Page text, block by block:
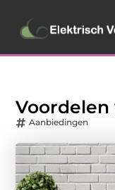
Aanbiedingen